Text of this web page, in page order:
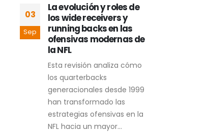
03
Sep
La evolución y roles de
los wide receivers y
running backs en las
ofensivas modernas de
la NFL
Esta revisión analiza cómo
los quarterbacks
generacionales desde 1999
han transformado las
estrategias ofensivas en la
NFL hacia un mayor...